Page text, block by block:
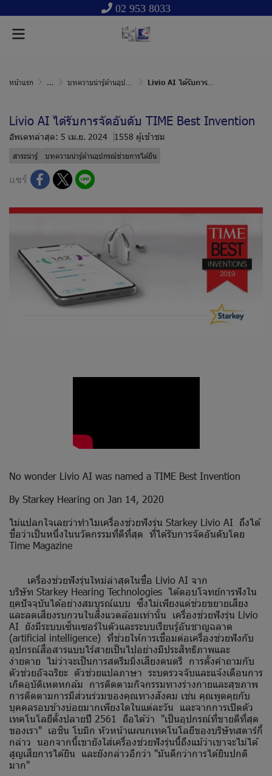
02 953 8033
หน้าแรก ... บทความน่ารู้ด้านอุปกรณ์ช่วยการได้ยิน Livio AI ได้รับการจัดอันดับ TIME Best Invention
Livio AI ได้รับการจัดอันดับ TIME Best Invention
อัพเดทล่าสุด: 5 เม.ย. 2024 1558 ผู้เข้าชม
สาระน่ารู้ บทความน่ารู้ด้านอุปกรณ์ช่วยการได้ยิน
แชร์
No wonder Livio AI was named a TIME Best Invention
By Starkey Hearing on Jan 14, 2020
ไม่แปลกใจเลยว่าทำไมเครื่องช่วยฟังรุ่น Starkey Livio AI ถึงได้
ชื่อว่าเป็นหนึ่งในนวัตกรรมที่ดีที่สุด ที่ได้รับการจัดอันดับโดย
Time Magazine
เครื่องช่วยฟังรุ่นใหม่ล่าสุดในชื่อ Livio AI จาก
บริษัท Starkey Hearing Technologies ได้ตอบโจทย์การฟังใน
ยุคปัจจุบันได้อย่างสมบูรณ์แบบ ซึ่งไม่เพียงแต่ช่วยขยายเสียง
และลดเสียงรบกวนในสิ่งแวดล้อมเท่านั้น เครื่องช่วยฟังรุ่น Livio
AI ยังมีระบบเซ็นเซอร์ในตัวและระบบเรียนรู้อันชาญฉลาด
(artificial intelligence) ที่ช่วยให้การเชื่อมต่อเครื่องช่วยฟังกับ
อุปกรณ์สื่อสารแบบไร้สายเป็นไปอย่างมีประสิทธิภาพและ
ง่ายดาย ไม่ว่าจะเป็นการสตรีมมิ่งเสียงดนตรี การตั้งคำถามกับ
ตัวช่วยอัจฉริยะ ตัวช่วยแปลภาษา ระบตรวจจับและแจ้งเตือนการ
เกิดอุบัติเหตหกล้ม การติดตามกิจกรรมทางร่างกายและสุขภาพ
การติดตามการมีส่วนร่วมของคุณทางสังคม เช่น คุณพูดคุยกับ
บุคคลรอบข้างบ่อยมากเพียงใดในแต่ละวัน และจากการเปิดตัว
เทคโนโลยีตั้งปลายปี 2561 ถือได้ว่า "เป็นอุปกรณ์ที่ขายดีที่สุด
ของเรา" เอชิน โบมิก หัวหน้าแผนกเทคโนโลยีของบริษัทสตาร์กี้
กล่าว นอกจากนี้เขายังใส่เครื่องช่วยฟังรุ่นนี้ถึงแม้ว่าเขาจะไม่ได้
สูญเสียการได้ยิน และยังกล่าวอีกว่า "มันดีกว่าการได้ยินปกติ
มาก"